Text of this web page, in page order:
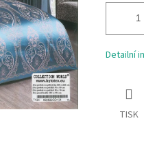
Detailní
TISK